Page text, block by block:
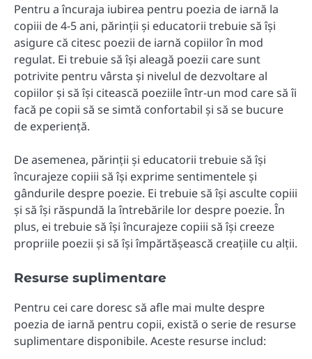
Pentru a încuraja iubirea pentru poezia de iarnă la
copiii de 4-5 ani, părinții și educatorii trebuie să își
asigure că citesc poezii de iarnă copiilor în mod
regulat. Ei trebuie să își aleagă poezii care sunt
potrivite pentru vârsta și nivelul de dezvoltare al
copiilor și să își citească poeziile într-un mod care să îi
facă pe copii să se simtă confortabil și să se bucure
de experiență.
De asemenea, părinții și educatorii trebuie să își
încurajeze copiii să își exprime sentimentele și
gândurile despre poezie. Ei trebuie să își asculte copiii
și să își răspundă la întrebările lor despre poezie. În
plus, ei trebuie să își încurajeze copiii să își creeze
propriile poezii și să își împărtășească creațiile cu alții.
Resurse suplimentare
Pentru cei care doresc să afle mai multe despre
poezia de iarnă pentru copii, există o serie de resurse
suplimentare disponibile. Aceste resurse includ: